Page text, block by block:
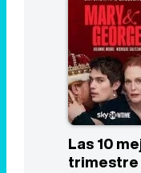
Las 10
trimestre